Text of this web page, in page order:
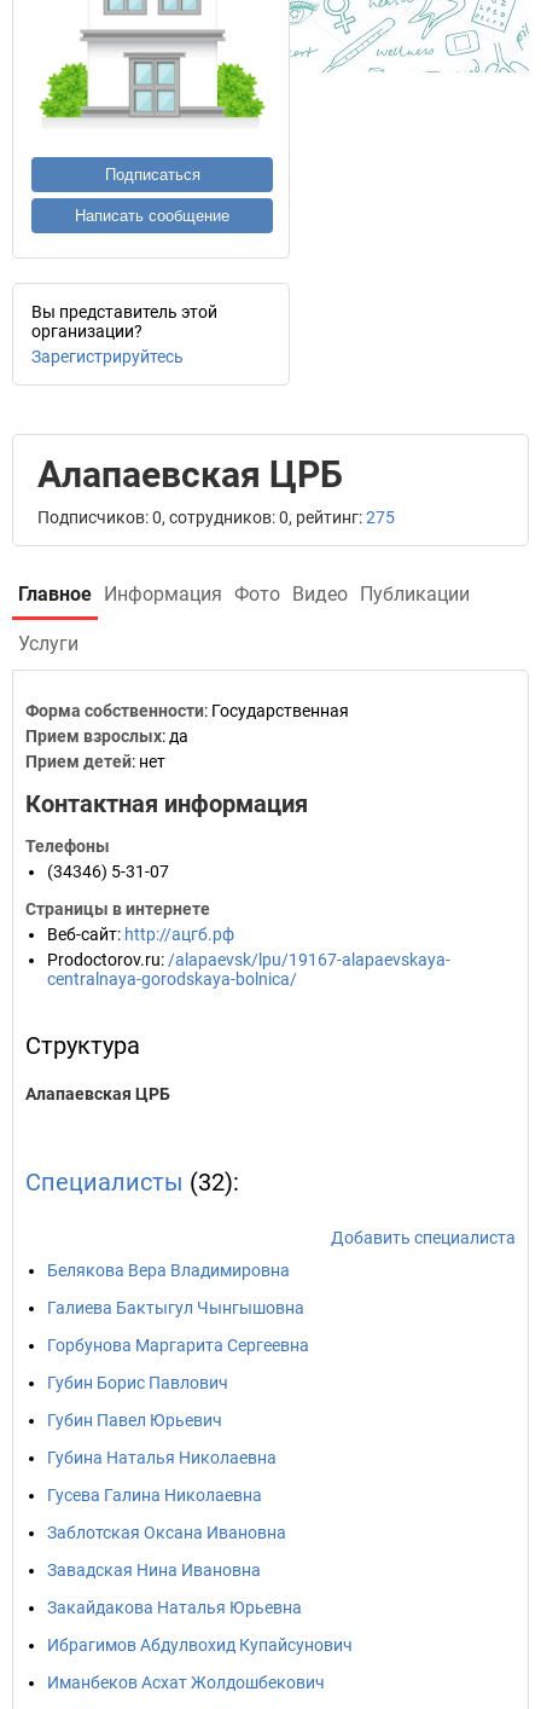
Подписаться
Написать сообщение
Вы представитель этой
организации?
Зарегистрируйтесь
Алапаевская ЦРБ
Подписчиков: 0, сотрудников: 0, рейтинг:275
Главное Информация Фото Видео Публикации
Услуги
Форма собственности: Государственная
Прием взрослых: да
Прием детей: нет
Контактная информация
Телефоны
(34346) 5-31-07
Страницы в интернете
Веб-сайт: http://ацгб.рф
Prodoctorov.ru: /alapaevsk/lpu/19167-alapaevskaya-
centralnaya-gorodskaya-bolnica/
Структура
Алапаевская ЦРБ
Специалисты (32):
Добавить специалиста
Белякова Вера Владимировна
Галиева Бактыгул Чынгышовна
Горбунова Маргарита Сергеевна
Губин Борис Павлович
Губин Павел Юрьевич
Губина Наталья Николаевна
Гусева Галина Николаевна
Заблотская Оксана Ивановна
Завадская Нина Ивановна
Закайдакова Наталья Юрьевна
Ибрагимов Абдулвохид Купайсунович
Иманбеков Асхат Жолдошбекович